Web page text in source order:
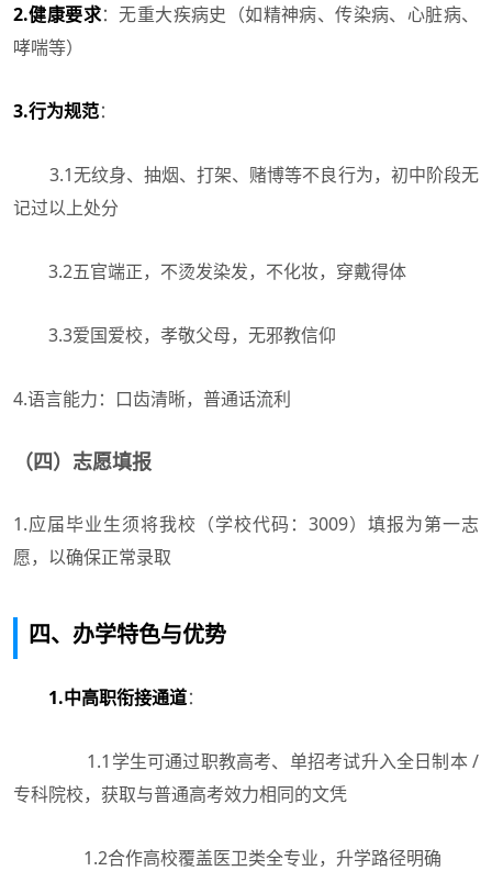
2.健康要求：无重大疾病史（如精神病、传染病、心脏病、
哮喘等）
3.行为规范：
3.1无纹身、抽烟、打架、赌博等不良行为，初中阶段无
记过以上处分
3.2五官端正，不烫发染发，不化妆，穿戴得体
3.3爱国爱校，孝敬父母，无邪教信仰
4.语言能力：口齿清晰，普通话流利
（四）志愿填报
1.应届毕业生须将我校（学校代码：3009）填报为第一志
愿，以确保正常录取
四、办学特色与优势
1.中高职衔接通道：
1.1学生可通过职教高考、单招考试升入全日制本 /
专科院校，获取与普通高考效力相同的文凭
1.2合作高校覆盖医卫类全专业，升学路径明确